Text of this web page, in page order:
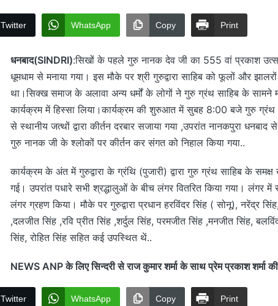
Twitter WhatsApp Copy Print
धनबाद(SINDRI):सिखों के पहले गुरु नानक देव जी का 555 वां प्रकाश उत्सव
धूमधाम से मनाया गया। इस मौके पर श्री गुरुद्वारा साहिब को फूलों और
था।सिक्ख समाज के अलावा अन्य धर्मों के लोगों ने गुरु ग्रंथ साहिब के सामने
कार्यक्रम में हिस्सा लिया।कार्यक्रम की शुरुआत में सुबह 8:00 बजे गुरु ग्रंथ
से स्थानीय जत्थों द्वारा कीर्तन दरबार सजाया गया ,उपरांत नानकपुरा
गुरु नानक जी के श्लोकों पर कीर्तन कर संगत को निहाल किया गया..
कार्यक्रम के अंत में गुरुद्वारा के ग्रंथि (पुजारी) द्वारा गुरु ग्रंथ साहिब के
गई। उपरांत पधारे सभी श्रद्धालुओं के बीच लंगर वितरित किया गया। लंगर
लंगर ग्रहण किया। मौके पर गुरुद्वारा प्रधान हरविंदर सिंह ( सोनू), नरेंद्र
,दलजीत सिंह ,रवि प्रीत सिंह ,शर्दुल सिंह, परमजीत सिंह ,मनजीत सिंह,
सिंह, रोहित सिंह सहित कई उपस्थित थें..
NEWS ANP के लिए सिन्दरी से राज कुमार शर्मा के साथ प्रेम प्रकाश शर्मा की
Twitter WhatsApp Copy Print